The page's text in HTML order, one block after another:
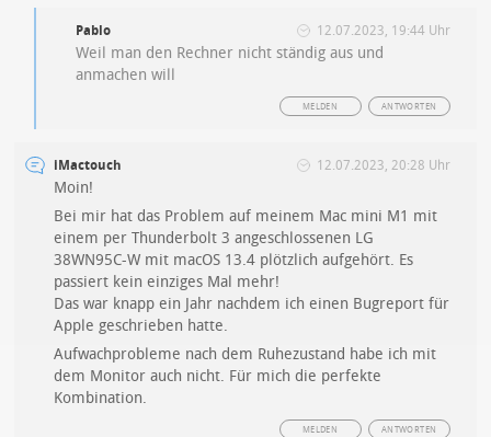
Pablo 12.07.2023, 19:44 Uhr
Weil man den Rechner nicht ständig aus und
anmachen will
ANTWORTEN
MELDEN
iMactouch 12.07.2023, 20:28 Uhr
Moin!
Bei mir hat das Problem auf meinem Mac mini M1 mit
einem per Thunderbolt 3 angeschlossenen LG
38WN95C-W mit macOS 13.4 plötzlich aufgehört. Es
passiert kein einziges Mal mehr!
Das war knapp ein Jahr nachdem ich einen Bugreport für
Apple geschrieben hatte.
Aufwachprobleme nach dem Ruhezustand habe ich mit
dem Monitor auch nicht. Für mich die perfekte
Kombination.
ANTWORTEN
MELDEN